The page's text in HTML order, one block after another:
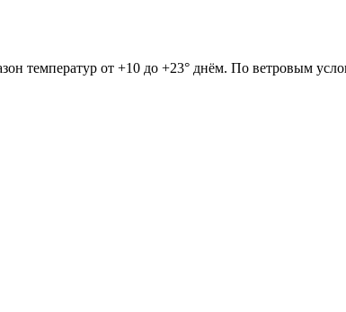
температур от +10 до +23° днём. По ветровым